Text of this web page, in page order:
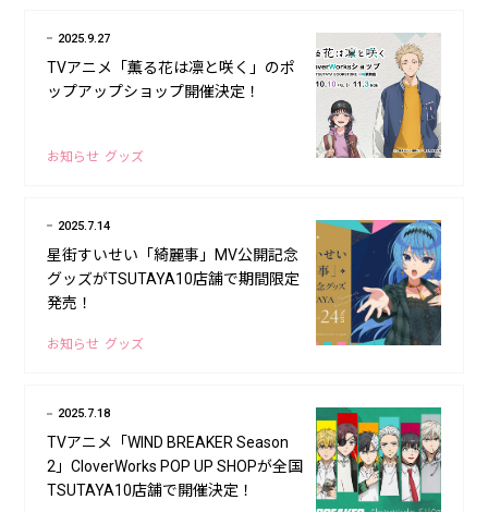
2025.9.27
TVアニメ「薫る花は凛と咲く」のポ
ップアップショップ開催決定！
お知らせ グッズ
2025.7.14
星街すいせい「綺麗事」MV公開記念
グッズがTSUTAYA10店舗で期間限定
発売！
お知らせ グッズ
2025.7.18
TVアニメ「WIND BREAKER Season
2」CloverWorks POP UP SHOPが全国
TSUTAYA10店舗で開催決定！